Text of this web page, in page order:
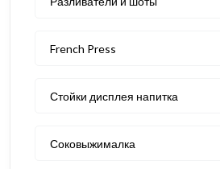
French Press
Стойки дисплея напитка
Соковыжималка